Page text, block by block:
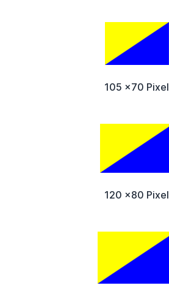
105 x70 Pixel
120 x80 Pixel